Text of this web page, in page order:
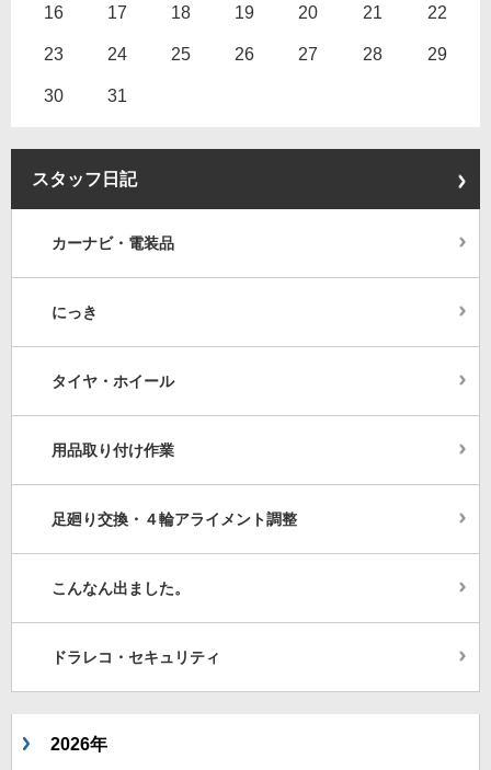
16 17 18 19 20 21 22
23 24 25 26 27 28 29
30 31
スタッフ日記
カーナビ・電装品
にっき
タイヤ・ホイール
用品取り付け作業
足廻り交換・４輪アライメント調整
こんなん出ました。
ドラレコ・セキュリティ
2026年